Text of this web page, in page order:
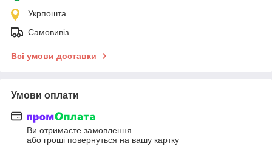
Укрпошта
Самовивіз
Всі умови доставки
Умови оплати
Ви отримаєте замовлення
або гроші повернуться на вашу картку